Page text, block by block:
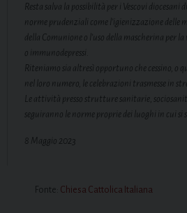
Resta salva la possibilità per i Vescovi diocesani
norme prudenziali come l’igienizzazione delle
della Comunione o l’uso della mascherina per
o immunodepressi.
Riteniamo sia altresì opportuno che cessino, o
nel loro numero, le celebrazioni trasmesse in
Le attività presso strutture sanitarie,
seguiranno le norme proprie dei luoghi in cui si
8 Maggio 2023
Fonte: Chiesa Cattolica Italiana